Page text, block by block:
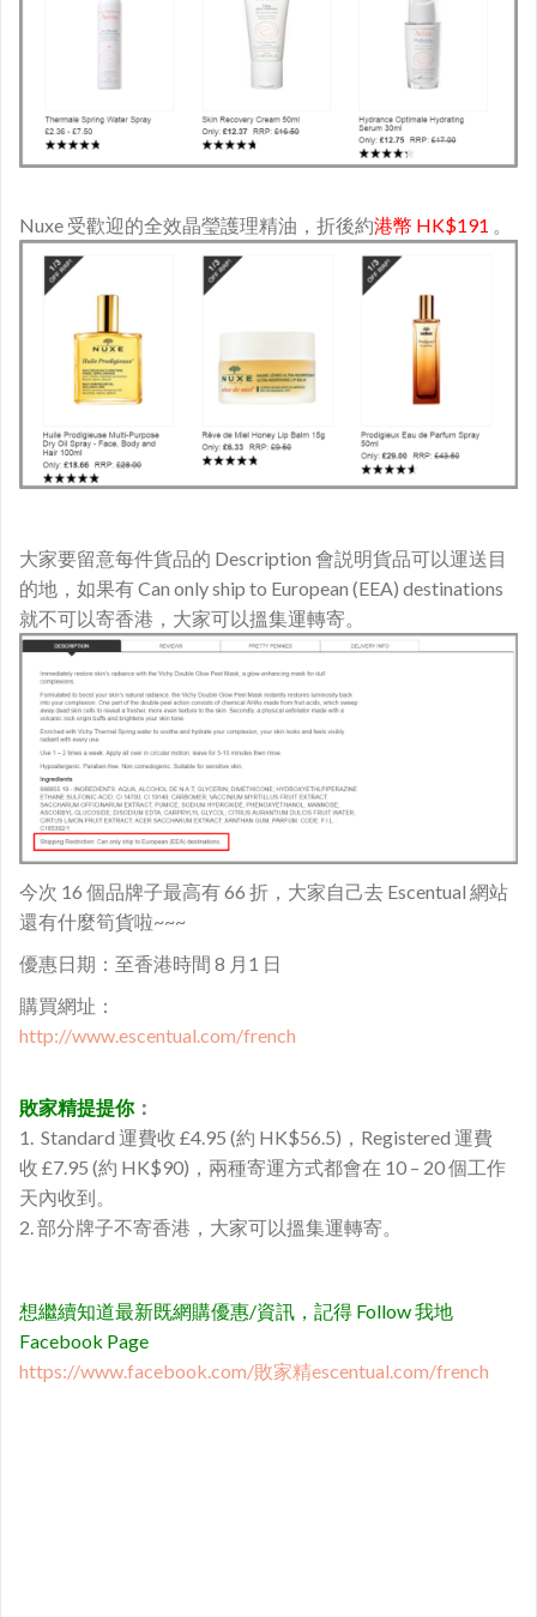
Nuxe 受歡迎的全效晶瑩護理精油，折後約港幣 HK$191 。
大家要留意每件貨品的 Description 會説明貨品可以運送目
的地，如果有 Can only ship to European (EEA) destinations
就不可以寄香港，大家可以搵集運轉寄。
今次 16 個品牌子最高有 66 折，大家自己去 Escentual 網站
還有什麼筍貨啦~~~
優惠日期：至香港時間 8 月1 日
購買網址：
http://www.escentual.com/french
敗家精提提你：
1. Standard 運費收 £4.95 (約 HK$56.5)，Registered 運費
收 £7.95 (約 HK$90)，兩種寄運方式都會在 10 – 20 個工作
天內收到。
2. 部分牌子不寄香港，大家可以搵集運轉寄。
想繼續知道最新既網購優惠/資訊，記得 Follow 我地
Facebook Page
https://www.facebook.com/敗家精escentual.com/french